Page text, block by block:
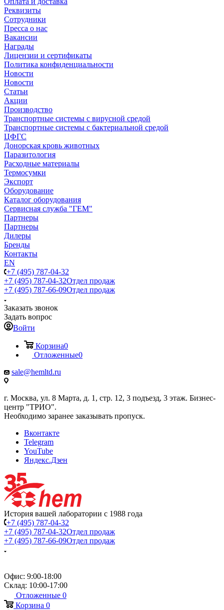
Реквизиты
Сотрудники
Пресса о нас
Вакансии
Награды
Лицензии и сертификаты
Политика конфиденциальности
Новости
Новости
Статьи
Акции
Производство
Транспортные системы с вирусной средой
Транспортные системы с бактериальной средой
ЦФГС
Донорская кровь животных
Паразитология
Расходные материалы
Термосумки
Экспорт
Оборудование
Каталог оборудования
Сервисная служба "ГЕМ"
Партнеры
Партнеры
Дилеры
Бренды
Контакты
EN
+7 (495) 787-04-32
+7 (495) 787-04-32Отдел продаж
+7 (495) 787-66-09Отдел продаж
Заказать звонок
Задать вопрос
Войти
Корзина0
Отложенные0
sale@hemltd.ru
г. Москва, ул. 8 Марта, д. 1, стр. 12, 3 подъезд, 3 этаж. Бизнес-
центр "ТРИО".
Необходимо заранее заказывать пропуск.
Вконтакте
Telegram
YouTube
Яндекс.Дзен
История вашей лаборатории с 1988 года
+7 (495) 787-04-32
+7 (495) 787-04-32Отдел продаж
+7 (495) 787-66-09Отдел продаж
Офис: 9:00-18:00
Склад: 10:00-17:00
Отложенные 0
Корзина 0